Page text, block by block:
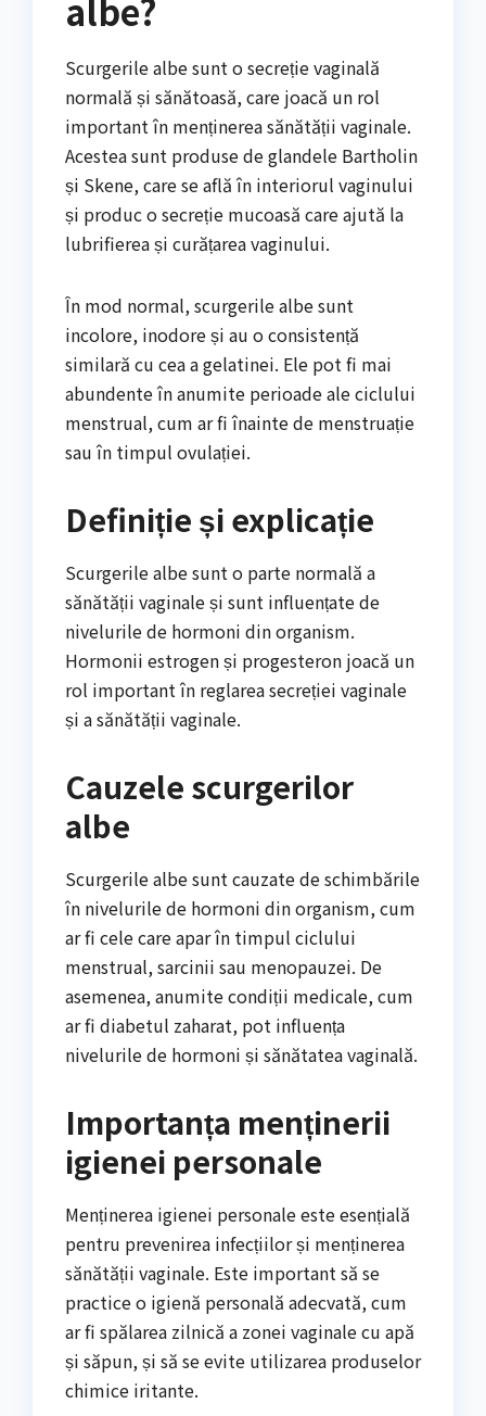
albe?
Scurgerile albe sunt o secreție vaginală
normală și sănătoasă, care joacă un rol
important în menținerea sănătății vaginale.
Acestea sunt produse de glandele Bartholin
și Skene, care se află în interiorul vaginului
și produc o secreție mucoasă care ajută la
lubrifierea și curățarea vaginului.
În mod normal, scurgerile albe sunt
incolore, inodore și au o consistență
similară cu cea a gelatinei. Ele pot fi mai
abundente în anumite perioade ale ciclului
menstrual, cum ar fi înainte de menstruație
sau în timpul ovulației.
Definiție și explicație
Scurgerile albe sunt o parte normală a
sănătății vaginale și sunt influențate de
nivelurile de hormoni din organism.
Hormonii estrogen și progesteron joacă un
rol important în reglarea secreției vaginale
și a sănătății vaginale.
Cauzele scurgerilor
albe
Scurgerile albe sunt cauzate de schimbările
în nivelurile de hormoni din organism, cum
ar fi cele care apar în timpul ciclului
menstrual, sarcinii sau menopauzei. De
asemenea, anumite condiții medicale, cum
ar fi diabetul zaharat, pot influența
nivelurile de hormoni și sănătatea vaginală.
Importanța menținerii
igienei personale
Menținerea igienei personale este esențială
pentru prevenirea infecțiilor și menținerea
sănătății vaginale. Este important să se
practice o igienă personală adecvată, cum
ar fi spălarea zilnică a zonei vaginale cu apă
și săpun, și să se evite utilizarea produselor
chimice iritante.